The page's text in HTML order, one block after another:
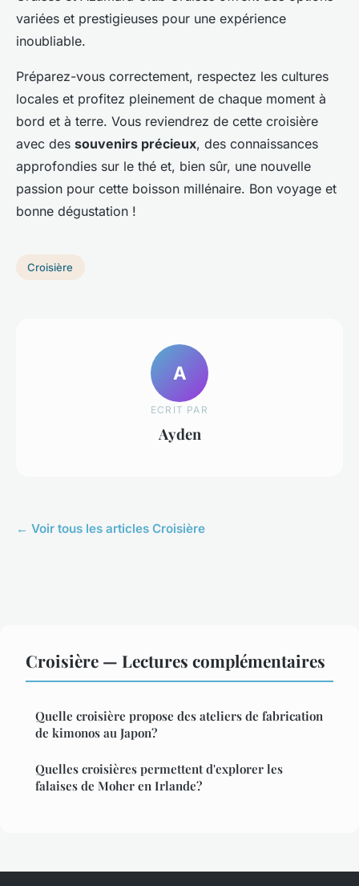
variées et prestigieuses pour une expérience
inoubliable.
Préparez-vous correctement, respectez les cultures
locales et profitez pleinement de chaque moment à
bord et à terre. Vous reviendrez de cette croisière
avec des souvenirs précieux, des connaissances
approfondies sur le thé et, bien sûr, une nouvelle
passion pour cette boisson millénaire. Bon voyage et
bonne dégustation !
Croisière
A
ECRIT PAR
Ayden
← Voir tous les articles Croisière
Croisière — Lectures complémentaires
Quelle croisière propose des ateliers de fabrication
de kimonos au Japon?
Quelles croisières permettent d'explorer les
falaises de Moher en Irlande?